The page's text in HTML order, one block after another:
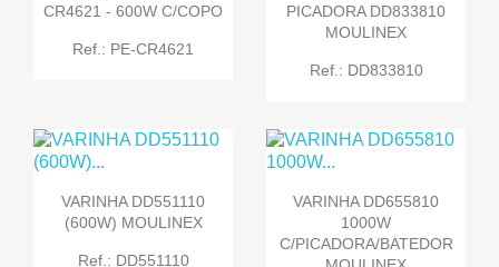
CR4621 - 600W C/COPO
Ref.: PE-CR4621
PICADORA DD833810
MOULINEX
Ref.: DD833810
VARINHA DD551110
(600W) MOULINEX
Ref.: DD551110
VARINHA DD655810
1000W
C/PICADORA/BATEDOR